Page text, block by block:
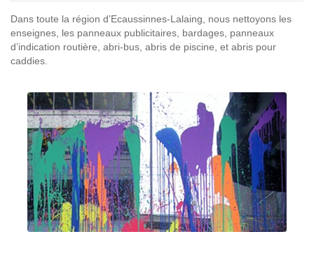
Dans toute la région d’Ecaussinnes-Lalaing, nous nettoyons les
enseignes, les panneaux publicitaires, bardages, panneaux
d’indication routière, abri-bus, abris de piscine, et abris pour
caddies.